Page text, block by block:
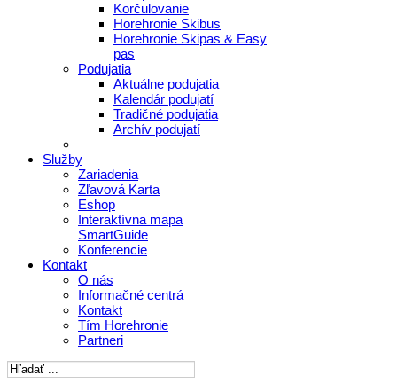
Korčulovanie
Horehronie Skibus
Horehronie Skipas & Easy
pas
Podujatia
Aktuálne podujatia
Kalendár podujatí
Tradičné podujatia
Archív podujatí
Služby
Zariadenia
Zľavová Karta
Eshop
Interaktívna mapa
SmartGuide
Konferencie
Kontakt
O nás
Informačné centrá
Kontakt
Tím Horehronie
Partneri